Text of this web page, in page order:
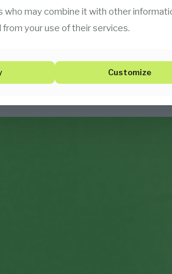
artırmak, maliyetleri
geleceğini desteklemek
who may combine it with other
your use of their services.
Customize